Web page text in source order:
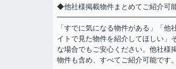
◆他社様掲載物件まとめてご紹介可
「すでに気になる物件がある」「他
イトで見た物件を紹介してほしい」
な場合でもご安心ください。他社様
物件も含め、すべてご紹介可能です